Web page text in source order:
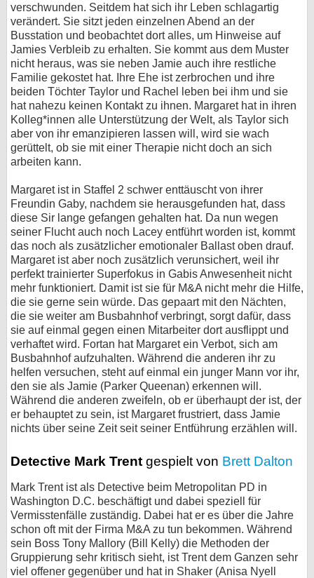
verschwunden. Seitdem hat sich ihr Leben schlagartig
verändert. Sie sitzt jeden einzelnen Abend an der
Busstation und beobachtet dort alles, um Hinweise auf
Jamies Verbleib zu erhalten. Sie kommt aus dem Muster
nicht heraus, was sie neben Jamie auch ihre restliche
Familie gekostet hat. Ihre Ehe ist zerbrochen und ihre
beiden Töchter Taylor und Rachel leben bei ihm und sie
hat nahezu keinen Kontakt zu ihnen. Margaret hat in ihren
Kolleg*innen alle Unterstützung der Welt, als Taylor sich
aber von ihr emanzipieren lassen will, wird sie wach
gerüttelt, ob sie mit einer Therapie nicht doch an sich
arbeiten kann.
Margaret ist in Staffel 2 schwer enttäuscht von ihrer
Freundin Gaby, nachdem sie herausgefunden hat, dass
diese Sir lange gefangen gehalten hat. Da nun wegen
seiner Flucht auch noch Lacey entführt worden ist, kommt
das noch als zusätzlicher emotionaler Ballast oben drauf.
Margaret ist aber noch zusätzlich verunsichert, weil ihr
perfekt trainierter Superfokus in Gabis Anwesenheit nicht
mehr funktioniert. Damit ist sie für M&A nicht mehr die Hilfe,
die sie gerne sein würde. Das gepaart mit den Nächten,
die sie weiter am Busbahnhof verbringt, sorgt dafür, dass
sie auf einmal gegen einen Mitarbeiter dort ausflippt und
verhaftet wird. Fortan hat Margaret ein Verbot, sich am
Busbahnhof aufzuhalten. Während die anderen ihr zu
helfen versuchen, steht auf einmal ein junger Mann vor ihr,
den sie als Jamie (Parker Queenan) erkennen will.
Während die anderen zweifeln, ob er überhaupt der ist, der
er behauptet zu sein, ist Margaret frustriert, dass Jamie
nichts über seine Zeit seit seiner Entführung erzählen will.
Detective Mark Trent gespielt von Brett Dalton
Mark Trent ist als Detective beim Metropolitan PD in
Washington D.C. beschäftigt und dabei speziell für
Vermisstenfälle zuständig. Dabei hat er es über die Jahre
schon oft mit der Firma M&A zu tun bekommen. Während
sein Boss Tony Mallory (Bill Kelly) die Methoden der
Gruppierung sehr kritisch sieht, ist Trent dem Ganzen sehr
viel offener gegenüber und hat in Shaker (Anisa Nyell